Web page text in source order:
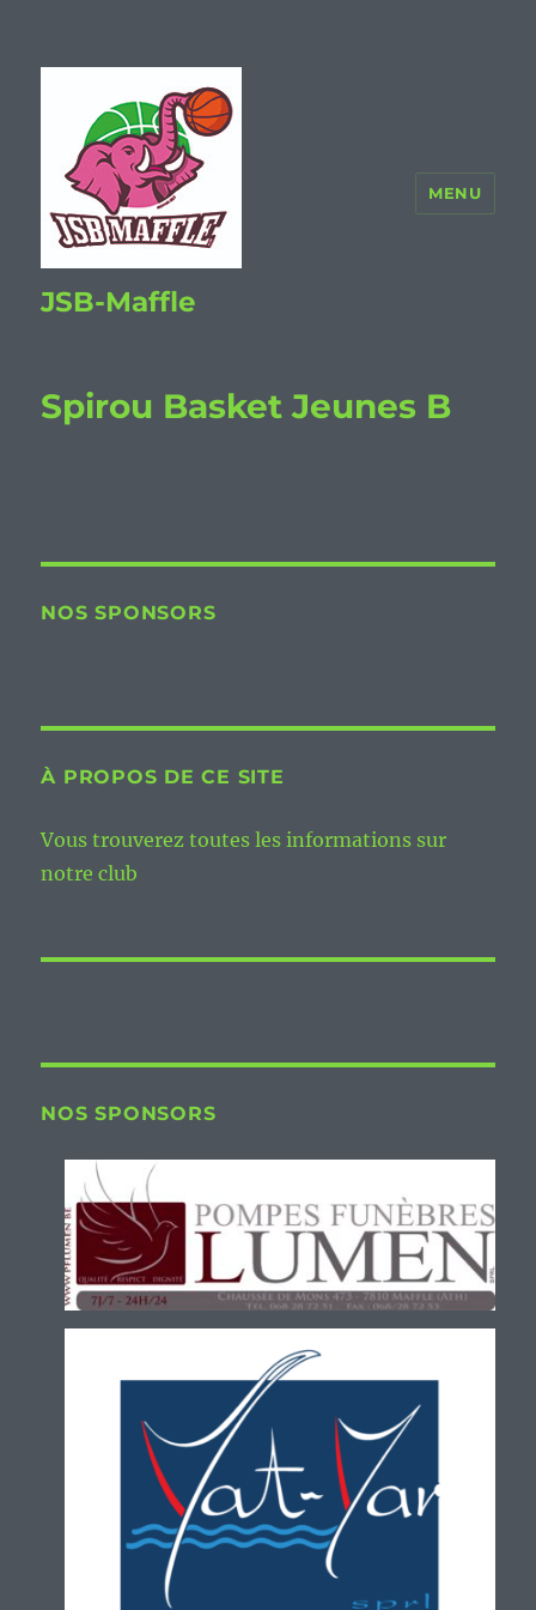
JSB-Maffle
MENU
Spirou Basket Jeunes B
NOS SPONSORS
À PROPOS DE CE SITE
Vous trouverez toutes les informations sur
notre club
NOS SPONSORS